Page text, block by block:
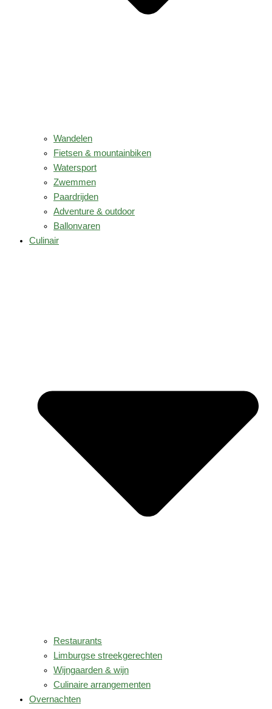
Wandelen
Fietsen & mountainbiken
Watersport
Zwemmen
Paardrijden
Adventure & outdoor
Ballonvaren
Culinair
Restaurants
Limburgse streekgerechten
Wijngaarden & wijn
Culinaire arrangementen
Overnachten